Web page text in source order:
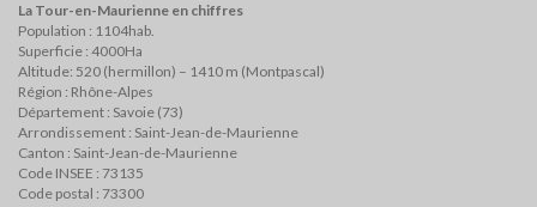
La Tour-en-Maurienne en chiffres
Population : 1104hab.
Superficie : 4000Ha
Altitude: 520 (hermillon) – 1410 m (Montpascal)
Région : Rhône-Alpes
Département : Savoie (73)
Arrondissement : Saint-Jean-de-Maurienne
Canton : Saint-Jean-de-Maurienne
Code INSEE : 73135
Code postal : 73300